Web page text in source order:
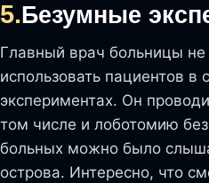
5.Безумные
Главный врач больницы не
использовать пациентов в
экспериментах. Он
том числе и лоботомию
больных можно было
острова. Интересно, что